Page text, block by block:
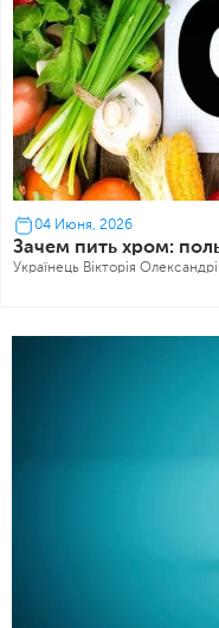
04 Июня, 2026
Зачем пить хром:
Українець Вікторія